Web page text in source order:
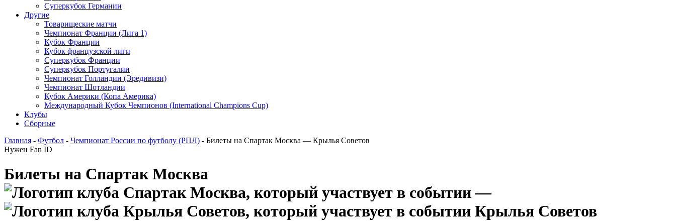
Суперкубок Германии
Другие
Товарищеские матчи
Чемпионат Франции (Лига 1)
Кубок Франции
Кубок французской лиги
Суперкубок Франции
Суперкубок Португалии
Чемпионат Голландии (Эредивизи)
Чемпионат Шотландии
Кубок Америки (Копа Америка)
Международный Кубок Чемпионов (International Champions Cup)
Клубы
Сборные
Главная - Футбол - Чемпионат России по футболу (РПЛ) - Билеты на Спартак Москва — Крылья Советов
Нужен Fan ID
Билеты на Спартак Москва
—
Крылья Советов